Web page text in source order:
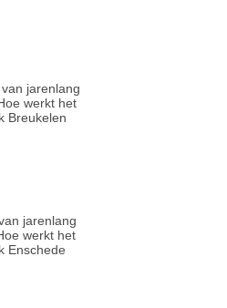
jarenlang
werkt het
Breukelen
jarenlang
werkt het
Enschede